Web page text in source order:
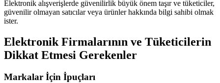
Elektronik alışverişlerde güvenilirlik büyük önem taşır ve tüketiciler,
güvenilir olmayan satıcılar veya ürünler hakkında bilgi sahibi olmak
ister.
Elektronik Firmalarının ve Tüketicilerin
Dikkat Etmesi Gerekenler
Markalar İçin İpuçları